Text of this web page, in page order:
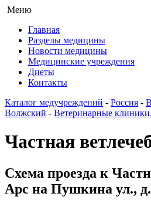
Меню
Главная
Разделы медицины
Новости медицины
Медицинские учреждения
Диеты
Контакты
Каталог медучреждений - Россия -
Волжский - Ветеринарные
Частная
Схема проезда к
Арс на Пушкина ул.,